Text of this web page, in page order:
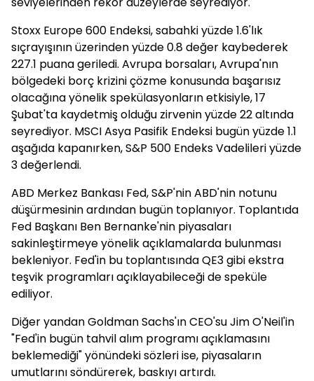
Stoxx Europe 600 Endeksi, sabahki yüzde 1.6'lık
sıçrayışının üzerinden yüzde 0.8 değer kaybederek
227.1 puana geriledi. Avrupa borsaları, Avrupa'nın
bölgedeki borç krizini çözme konusunda başarısız
olacağına yönelik spekülasyonların etkisiyle, 17
Şubat'ta kaydetmiş olduğu zirvenin yüzde 22 altında
seyrediyor. MSCI Asya Pasifik Endeksi bugün yüzde 1.1
aşağıda kapanırken, S&P 500 Endeks Vadelileri yüzde
3 değerlendi.
ABD Merkez Bankası Fed, S&P'nin ABD'nin notunu
düşürmesinin ardından bugün toplanıyor. Toplantıda
Fed Başkanı Ben Bernanke'nin piyasaları
sakinleştirmeye yönelik açıklamalarda bulunması
bekleniyor. Fed'in bu toplantısında QE3 gibi ekstra
teşvik programları açıklayabileceği de speküle
ediliyor.
Diğer yandan Goldman Sachs'ın CEO'su Jim O'Neil'in
"Fed'in bugün tahvil alım programı açıklamasını
beklemediği" yönündeki sözleri ise, piyasaların
umutlarını söndürerek, baskıyı artırdı.